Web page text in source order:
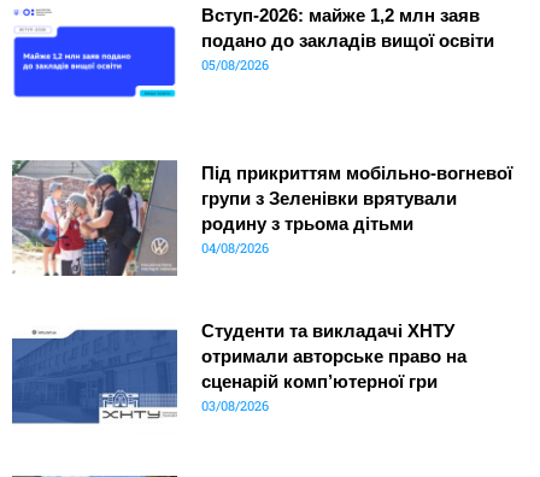
Вступ-2026: майже 1,2 млн заяв
подано до закладів вищої освіти
05/08/2026
Під прикриттям мобільно-вогневої
групи з Зеленівки врятували
родину з трьома дітьми
04/08/2026
Студенти та викладачі ХНТУ
отримали авторське право на
сценарій комп’ютерної гри
03/08/2026